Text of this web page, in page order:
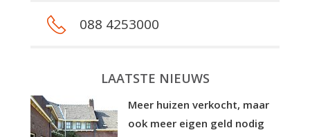
088 4253000
LAATSTE NIEUWS
Meer huizen verkocht, maar
ook meer eigen geld nodig